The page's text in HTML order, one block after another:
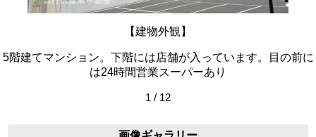
【建物外観】
5階建てマンション。下階には店舗が入っています。目の前に
は24時間営業スーパーあり
1 / 12